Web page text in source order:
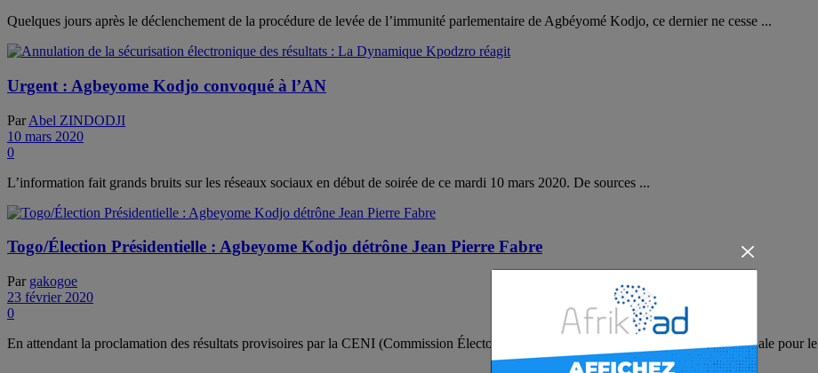
Quelques jours après le déclenchement de la procédure de levée de l’immunité parlementaire de Agbéyomé Kodjo, ce dernier ne cesse ...
Urgent : Agbeyome Kodjo convoqué à l’AN
Par Abel ZINDODJI
10 mars 2020
0
L’information fait grands bruits sur les réseaux sociaux en début de soirée de ce mardi 10 mars 2020. De sources ...
Togo/Élection Présidentielle : Agbeyome Kodjo détrône Jean Pierre Fabre
Par gakogoe
23 février 2020
0
En attendant la proclamation des résultats provisoires par la CENI (Commission Électorale Nationale Indépendante), l’Alliance Nationale pour